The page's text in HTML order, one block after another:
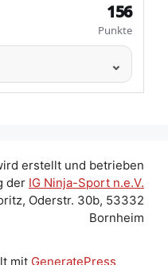
156
Punkte
erstellt und betrieben
der IG Ninja-Sport n.e.V.
Oderstr. 30b, 53332
Bornheim
mit GeneratePress